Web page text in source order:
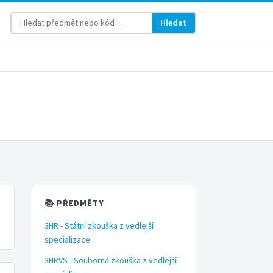
Hledat
📚 PŘEDMĚTY
3HR - Státní zkouška z vedlejší
specializace
3HRVS - Souborná zkouška z vedlejší